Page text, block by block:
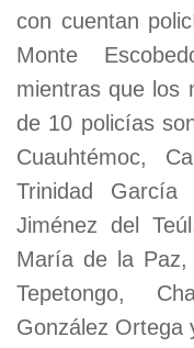
con cuentan
Monte
mientras que los
de 10 policías
Cuauhtémoc,
Trinidad García
Jiménez del
María de la Paz,
Tepetongo,
González Ortega